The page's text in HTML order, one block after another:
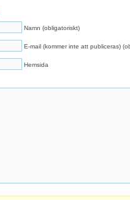
Namn (obligatoriskt)
E-mail (kommer inte att publiceras)
Hemsida